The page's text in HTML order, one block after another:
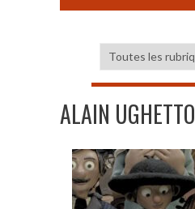
ALAIN UGHETTO